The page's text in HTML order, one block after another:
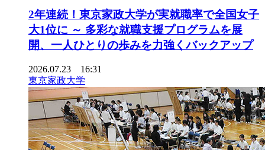
2年連続！東京家政大学が実就職率で全国女子
大1位に ～ 多彩な就職支援プログラムを展
開、一人ひとりの歩みを力強くバックアップ
2026.07.23 16:31
東京家政大学